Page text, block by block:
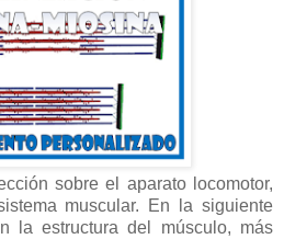
sobre el aparato locomotor,
muscular. En la siguiente
la estructura del músculo, más